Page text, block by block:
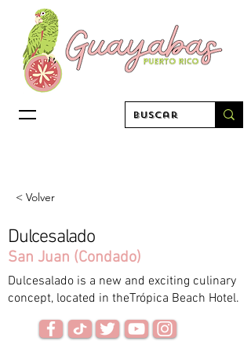
< Volver
Dulcesalado
San Juan (Condado)
Dulcesalado is a new and exciting culinary
concept, located in theTrópica Beach Hotel.